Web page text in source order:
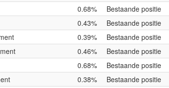
0.68%
Bestaande positie
0.43%
Bestaande positie
0.39%
Bestaande positie
0.46%
Bestaande positie
0.68%
Bestaande positie
0.38%
Bestaande positie